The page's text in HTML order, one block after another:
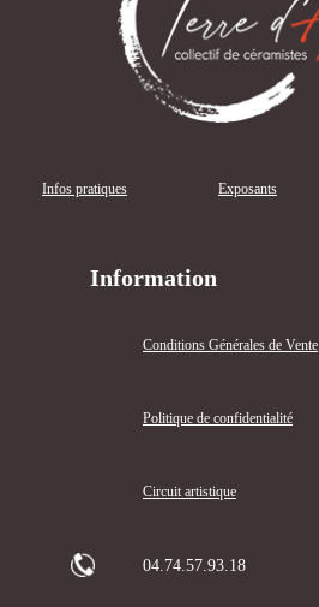
Infos pratiques Exposants
Information
Conditions Générales de Vente
Politique de confidentialité
Circuit artistique
04.74.57.93.18